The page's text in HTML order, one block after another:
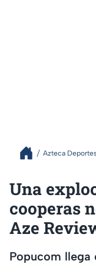
Azteca
Una
cooperas
Aze
Popucom llega